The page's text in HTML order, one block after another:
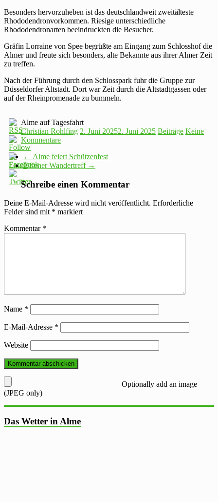
Besonders hervorzuheben ist das deutschlandweit zweitälteste
Rhododendronvorkommen. Riesige unterschiedliche
Rhododendronarten beeindruckten die Besucher.
Gräfin Lorraine von Spee begrüßte am Eingang zum Schlosshof die
Almer und freute sich besonders, alte Bekannte aus ihrer Almer Zeit
zu treffen.
Nach der Führung durch den Schlosspark fuhr die Gruppe zur
Düsseldorfer Altstadt. Dort war Zeit durch die Altstadtgassen oder
auf der Rheinpromenade zu bummeln.
Alme auf Tagesfahrt
Christian Rohlfing 2. Juni 20252. Juni 2025 Beiträge Keine
Kommentare
← Alme feiert Schützenfest
Offener Wandertreff →
Schreibe einen Kommentar
Deine E-Mail-Adresse wird nicht veröffentlicht. Erforderliche
Felder sind mit * markiert
Kommentar *
Name *
E-Mail-Adresse *
Website
Optionally add an image
(JPEG only)
Das Wetter in Alme